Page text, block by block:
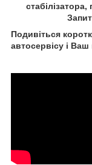
Подивіться
автосервісу і